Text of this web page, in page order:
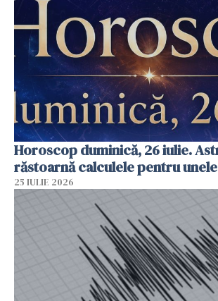
Horoscop duminică, 26 iulie.
răstoarnă calculele pentru
25 IULIE 2026